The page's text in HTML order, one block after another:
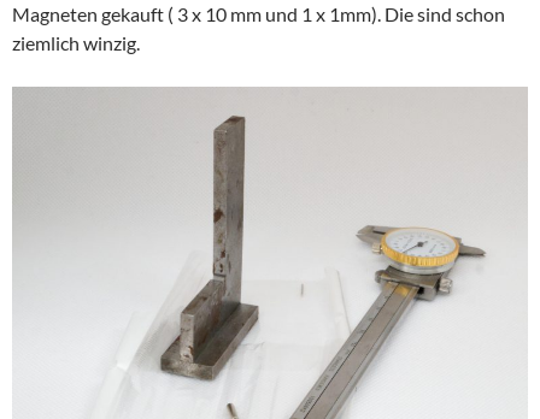
Magneten gekauft ( 3 x 10 mm und 1 x 1mm). Die sind schon
ziemlich winzig.